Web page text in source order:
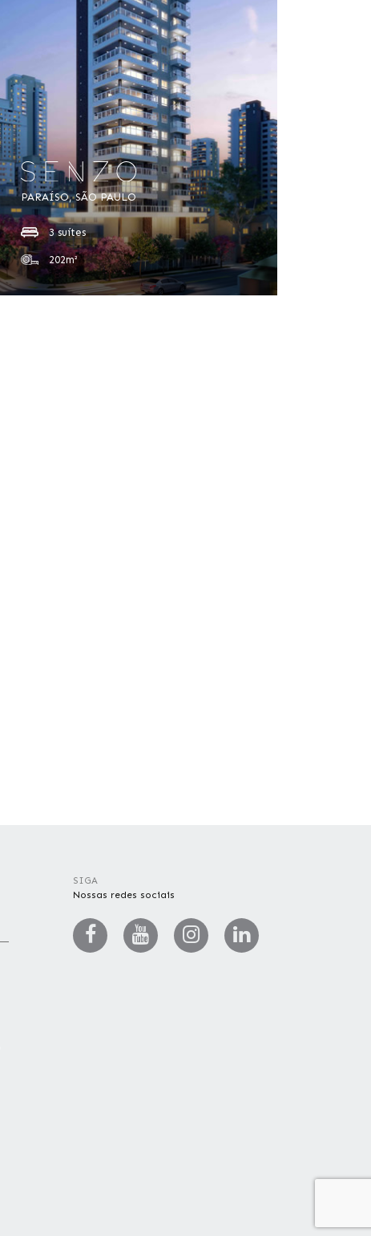
PARAÍSO, SÃO PAULO
3 suítes
202m²
SIGA
Nossas redes sociais